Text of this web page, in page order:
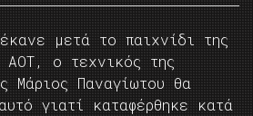
μετά το παιχνίδι της
ΑΟΤ, ο τεχνικός της
Μάριος Παναγίωτου θα
γιατί καταφέρθηκε κατά